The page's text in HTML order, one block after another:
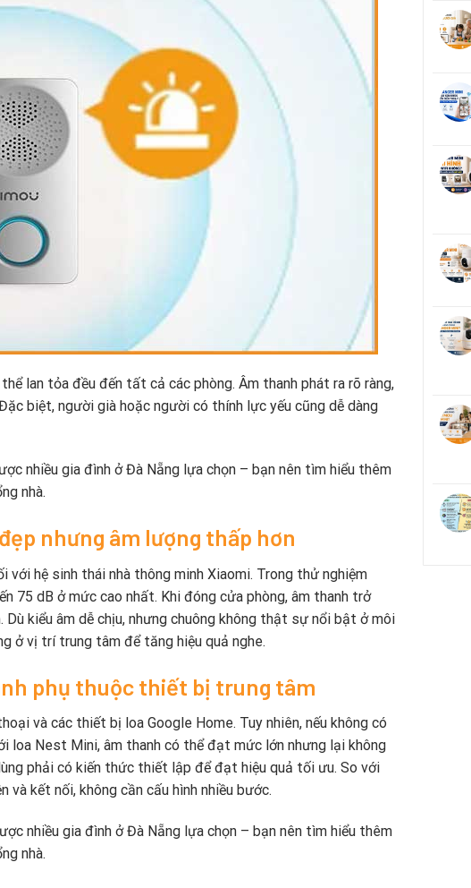
lan tỏa đều đến tất cả các phòng. Âm thanh phát ra rõ ràng,
biệt, người già hoặc người có thính lực yếu cũng dễ dàng
nhiều gia đình ở Đà Nẵng lựa chọn – bạn nên tìm hiểu thêm
nhà.
nhưng âm lượng thấp hơn
hệ sinh thái nhà thông minh Xiaomi. Trong thử nghiệm
75 dB ở mức cao nhất. Khi đóng cửa phòng, âm thanh trở
kiểu âm dễ chịu, nhưng chuông không thật sự nổi bật ở môi
ở vị trí trung tâm để tăng hiệu quả nghe.
phụ thuộc thiết bị trung tâm
và các thiết bị loa Google Home. Tuy nhiên, nếu không có
loa Nest Mini, âm thanh có thể đạt mức lớn nhưng lại không
phải có kiến thức thiết lập để đạt hiệu quả tối ưu. So với
và kết nối, không cần cấu hình nhiều bước.
nhiều gia đình ở Đà Nẵng lựa chọn – bạn nên tìm hiểu thêm
nhà.